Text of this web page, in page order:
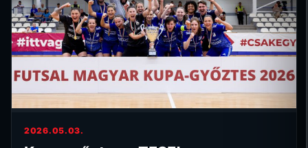
2026.05.03.